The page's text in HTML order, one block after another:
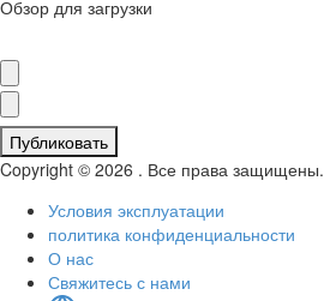
Обзор для загрузки
Публиковать
Copyright © 2026 . Все права защищены.
Условия эксплуатации
политика конфиденциальности
О нас
Свяжитесь с нами